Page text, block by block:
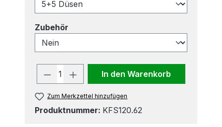
Zubehör
Produkt Anzahl: Gib den
In den Warenkorb
Zum Merkzettel hinzufügen
Produktnummer: KFS120.62